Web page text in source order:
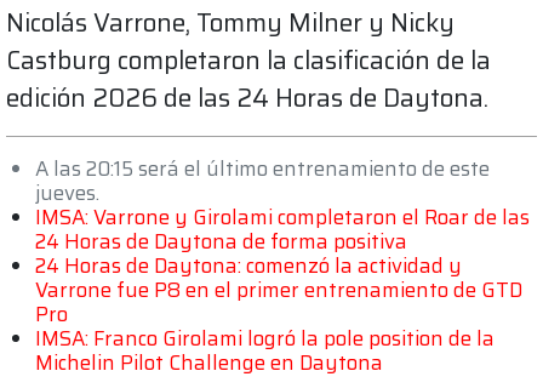
Nicolás Varrone, Tommy Milner y Nicky
Castburg completaron la clasificación de la
edición 2026 de las 24 Horas de Daytona.
A las 20:15 será el último entrenamiento de este
jueves.
IMSA: Varrone y Girolami completaron el Roar de las
24 Horas de Daytona de forma positiva
24 Horas de Daytona: comenzó la actividad y
Varrone fue P8 en el primer entrenamiento de GTD
Pro
IMSA: Franco Girolami logró la pole position de la
Michelin Pilot Challenge en Daytona